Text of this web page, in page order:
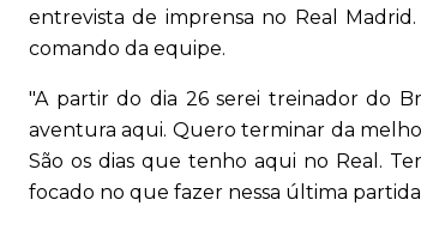
entrevista de imprensa no Real
comando da equipe.
"A partir do dia 26 serei treinador do
aventura aqui. Quero terminar da
São os dias que tenho aqui no Real.
focado no que fazer nessa última